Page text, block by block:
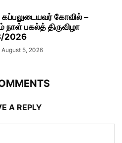
கோவில் –
நாள் பகல்த் திருவிழா
2026
August 5, 2026
A REPLY